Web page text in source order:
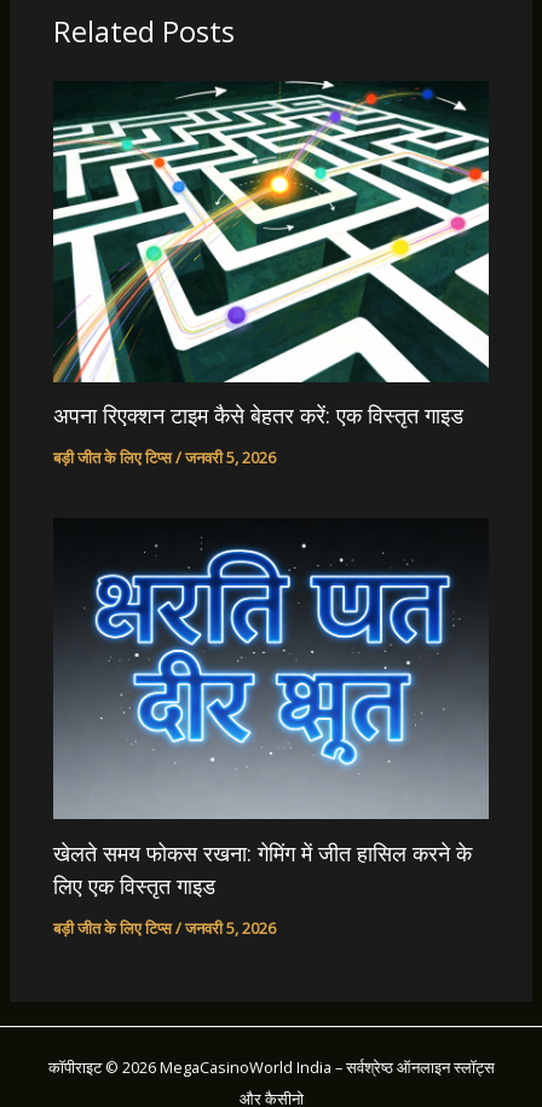
Related Posts
अपना रिएक्शन टाइम कैसे बेहतर करें: एक विस्तृत गाइड
बड़ी जीत के लिए टिप्स/जनवरी 5, 2026
खेलते समय फोकस रखना: गेमिंग में जीत हासिल करने के
लिए एक विस्तृत गाइड
बड़ी जीत के लिए टिप्स/जनवरी 5, 2026
कॉपीराइट © 2026 MegaCasinoWorld India – सर्वश्रेष्ठ ऑनलाइन स्लॉट्स
और कैसीनो